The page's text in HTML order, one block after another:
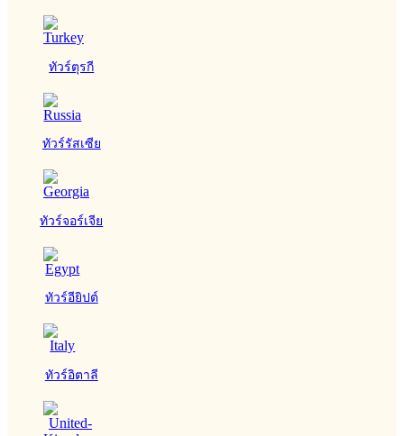
ทัวร์ตุรกี
ทัวร์รัสเซีย
ทัวร์จอร์เจีย
ทัวร์อียิปต์
ทัวร์อิตาลี